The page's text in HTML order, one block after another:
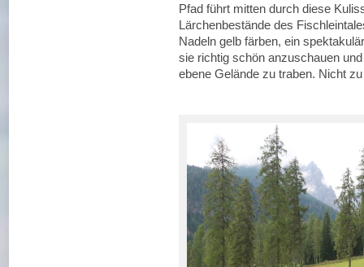
Pfad führt mitten durch diese
Lärchenbestände des
Nadeln gelb färben, ein
sie richtig schön anzuschauen
ebene Gelände zu traben. Nicht